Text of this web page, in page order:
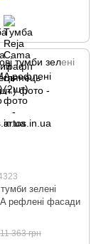
зелені
рефлені фасади
11 363 грн